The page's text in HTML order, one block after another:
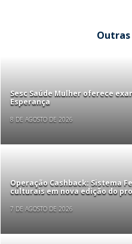
Sesc Saúde Mulher oferece
Esperança
8 DE AGOSTO DE 2026
Operação Cashback: Sistema
culturais em nova edição do
7 DE AGOSTO DE 2026